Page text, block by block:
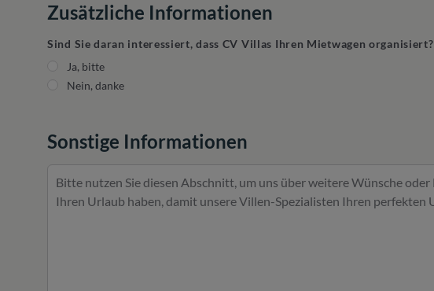
Zusätzliche Informationen
Sind Sie daran interessiert, dass CV Villas Ihren Mietwagen organisiert?
Ja, bitte
Nein, danke
Sonstige Informationen